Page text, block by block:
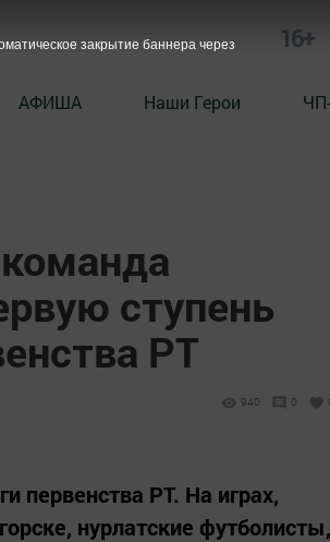
16+
АФИША Наши Герои
ступень
РТ
940 0
первенства РТ. На играх,
нурлатские футболисты,
закрытие баннера через